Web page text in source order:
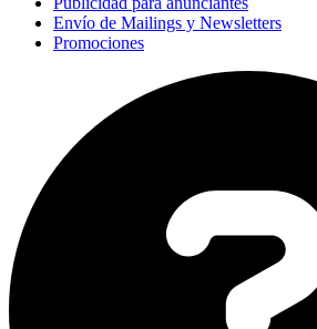
Envío de Mailings y Newsletters
Promociones